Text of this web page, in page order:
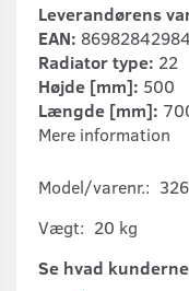
Leverandørens
EAN:
Radiator type: 22
Højde [mm]: 500
Længde [mm]:
Mere information
Model/varenr.:
Vægt: 20 kg
Se hvad